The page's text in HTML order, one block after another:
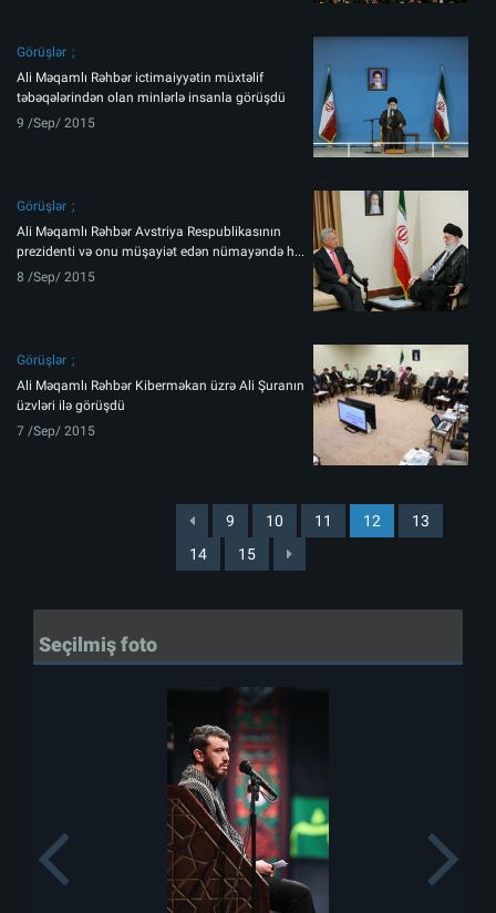
Görüşlər
Ali Məqamlı Rəhbər ictimaiyyətin müxtəlif
təbəqələrindən olan minlərlə insanla görüşdü
9 /Sep/ 2015
Görüşlər
Ali Məqamlı Rəhbər Avstriya Respublikasının
prezidenti və onu müşayiət edən nümayəndə h...
8 /Sep/ 2015
Görüşlər
Ali Məqamlı Rəhbər Kiberməkan üzrə Ali Şuranın
üzvləri ilə görüşdü
7 /Sep/ 2015
9 10 11 12
13
14
15
Seçilmiş foto
Previous